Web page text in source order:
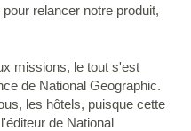
relancer notre produit,
missions, le tout s'est
de National Geographic.
les hôtels, puisque cette
de National